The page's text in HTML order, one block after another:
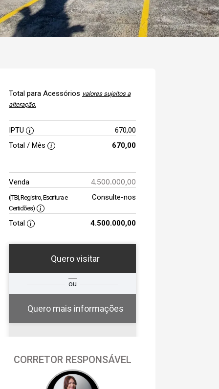
Total para Acessórios valores sujeitos a
alteração.
IPTU
670,00
Total / Mês
670,00
Venda 4.500.000,00
(ITBI, Registro, Escritura e
Certidões)
Consulte-nos
Total 4.500.000,00
Quero visitar
ou
Quero mais informações
Qual o melhor dia e
horário para você?
06
Aug/Thu
14:00
CORRETOR RESPONSÁVEL